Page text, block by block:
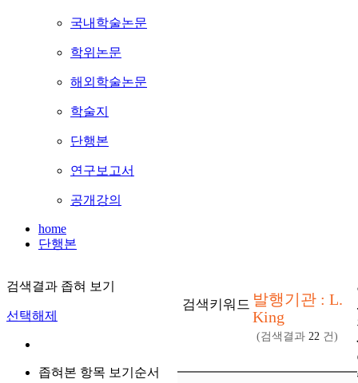
국내학술논문
학위논문
해외학술논문
학술지
단행본
연구보고서
공개강의
home
단행본
검색결과 좁혀 보기
선택해제
좁혀본 항목 보기순서
검색키워드 발행기관 : L.
King
(검색결과 22 건)